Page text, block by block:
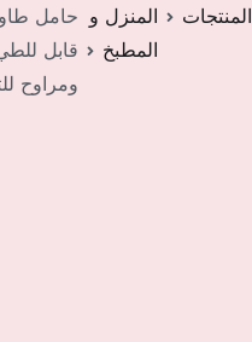
المنتجات
المنزل و
المطبخ
حامل
قابل
ومراوح